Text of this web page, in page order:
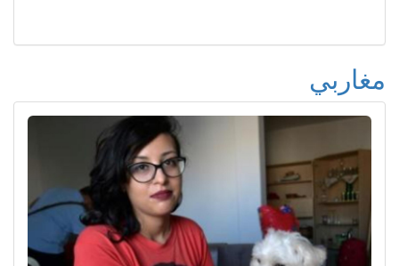
مغاربي